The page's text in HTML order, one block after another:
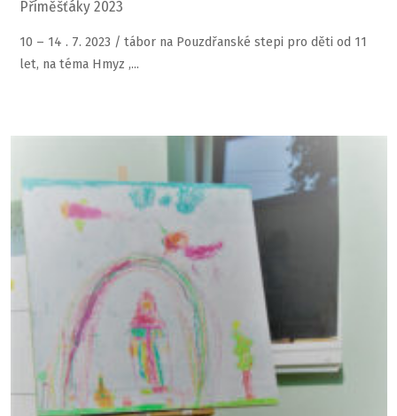
Příměšťáky 2023
10 – 14 . 7. 2023 / tábor na Pouzdřanské stepi pro děti od 11
let, na téma Hmyz ,...